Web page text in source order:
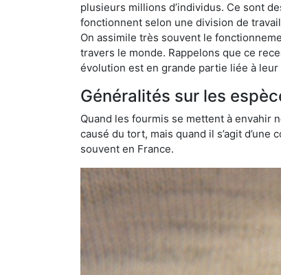
plusieurs millions d’individus. Ce sont
fonctionnent selon une division de
On assimile très souvent le
travers le monde. Rappelons que ce
évolution est en grande partie liée à
Généralités sur les
Quand les fourmis se mettent à envahir
causé du tort, mais quand il s’agit
souvent en France.